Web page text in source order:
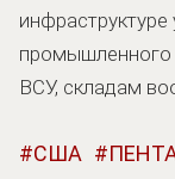
промышленного
ВСУ, складам
США